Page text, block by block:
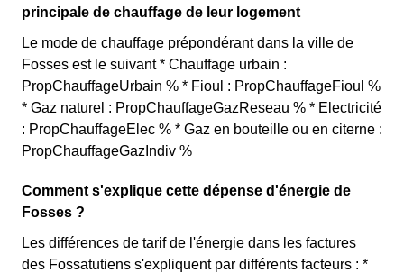
principale de chauffage de leur logement
Le mode de chauffage prépondérant dans la ville de
Fosses est le suivant * Chauffage urbain :
PropChauffageUrbain % * Fioul : PropChauffageFioul %
* Gaz naturel : PropChauffageGazReseau % * Electricité
: PropChauffageElec % * Gaz en bouteille ou en citerne :
PropChauffageGazIndiv %
Comment s'explique cette dépense d'énergie de
Fosses ?
Les différences de tarif de l'énergie dans les factures
des Fossatutiens s'expliquent par différents facteurs : *